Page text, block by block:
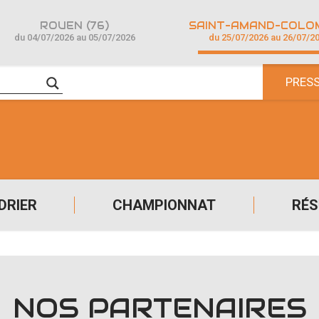
CHAMPIONNAT
ROUEN (76)
du 04/07/2026 au 05/07/2026 du 25/07/2026 au 26/07/
NOS PARTENAIRES